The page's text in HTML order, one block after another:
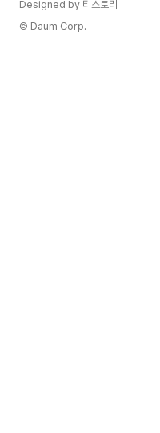
Designed by 티스토리
© Daum Corp.